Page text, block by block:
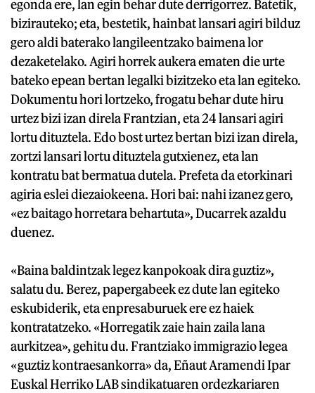
egonda ere, lan egin behar dute derrigorrez. Batetik,
bizirauteko; eta, bestetik, hainbat lansari agiri bilduz
gero aldi baterako langileentzako baimena lor
dezaketelako. Agiri horrek aukera ematen die urte
bateko epean bertan legalki bizitzeko eta lan egiteko.
Dokumentu hori lortzeko, frogatu behar dute hiru
urtez bizi izan direla Frantzian, eta 24 lansari agiri
lortu dituztela. Edo bost urtez bertan bizi izan direla,
zortzi lansari lortu dituztela gutxienez, eta lan
kontratu bat bermatua dutela. Prefeta da etorkinari
agiria eslei diezaiokeena. Hori bai: nahi izanez gero,
«ez baitago horretara behartuta», Ducarrek azaldu
duenez.
«Baina baldintzak legez kanpokoak dira guztiz»,
salatu du. Berez, papergabeek ez dute lan egiteko
eskubiderik, eta enpresaburuek ere ez haiek
kontratatzeko. «Horregatik zaie hain zaila lana
aurkitzea», gehitu du. Frantziako immigrazio legea
«guztiz kontraesankorra» da, Eñaut Aramendi Ipar
Euskal Herriko LAB sindikatuaren ordezkariaren